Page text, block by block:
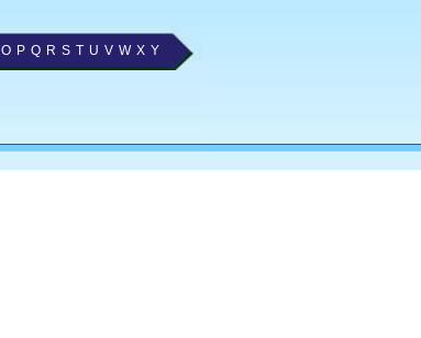
O P Q R S T U V W X Y